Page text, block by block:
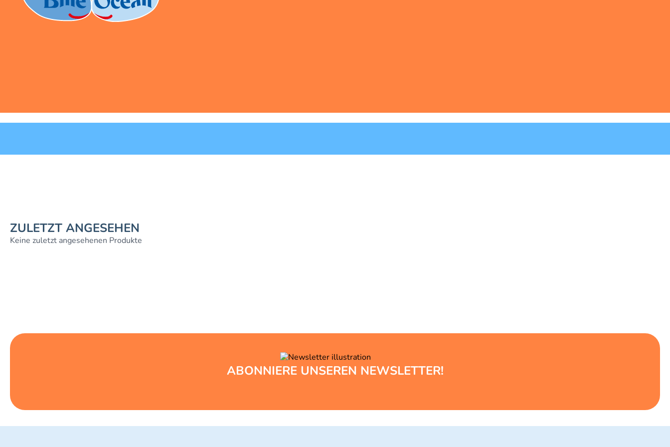
ZULETZT ANGESEHEN
Keine zuletzt angesehenen Produkte
ABONNIERE UNSEREN NEWSLETTER!